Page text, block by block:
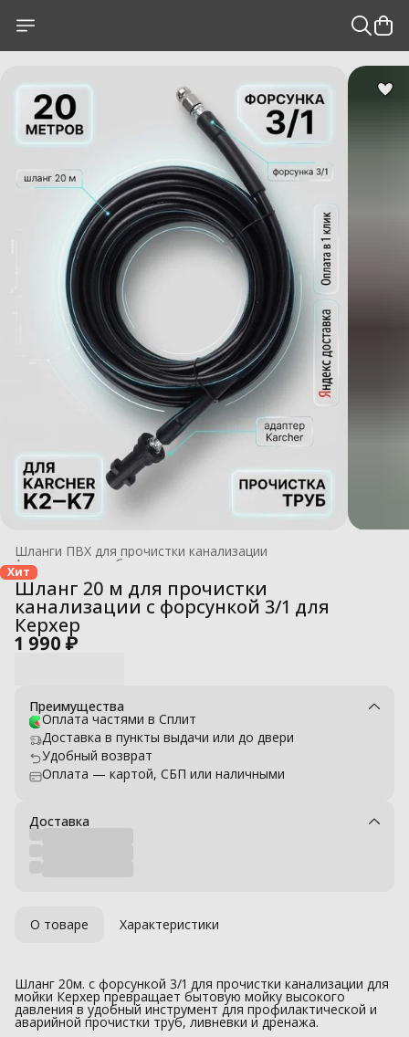
Шланги ПВХ для прочистки канализации
Аксессуары для бытовых моек высокого давления
Главная
Хит
Шланг 20 м для прочистки
канализации с форсункой 3/1 для
Керхер
1 990 ₽
Преимущества
Оплата частями в Сплит
Доставка в пункты выдачи или до двери
Удобный возврат
Оплата — картой, СБП или наличными
Доставка
О товаре Характеристики
Шланг 20м. с форсункой 3/1 для прочистки канализации для
мойки Керхер превращает бытовую мойку высокого
давления в удобный инструмент для профилактической и
аварийной прочистки труб, ливневки и дренажа.